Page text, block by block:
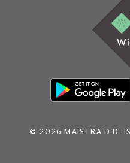
© 2026 MAISTRA D.D.